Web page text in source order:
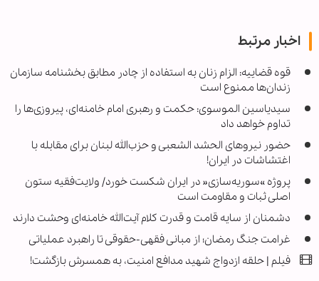
اخبار مرتبط
قوه قضاییه: الزام زنان به استفاده از چادر مطابق بخشنامه سازمان
زندان‌ها ممنوع است
سیدیاسین الموسوی: حکمت و رهبری امام خامنه‌ای، پیروزی‌ها را
تداوم خواهد داد
حضور نیروهای الحشد الشعبی و حزب‌الله لبنان برای مقابله با
اغتشاشات در ایران!
پروژه »سوریه‌سازی« در ایران شکست خورد/ ولایت‌فقیه ستون
اصلی ثبات و مقاومت است
دشمنان از سایه قامت و قدرت کلام آیت‌الله خامنه‌ای وحشت دارند
غرامت جنگ رمضان؛ از مبانی فقهی-حقوقی تا راهبرد عملیاتی
فیلم | حلقه ازدواج شهید مدافع امنیت، به همسرش بازگشت!